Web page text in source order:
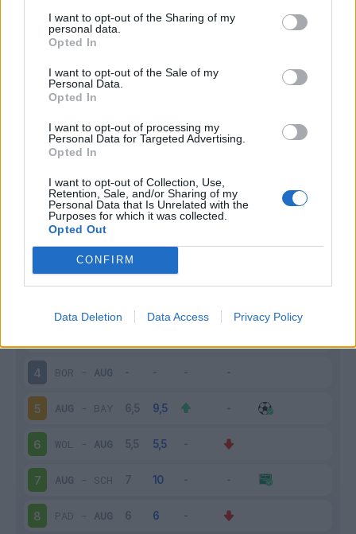
I want to opt-out of the Sharing of my
personal data.
Opted In
I want to opt-out of the Sale of my
Personal Data.
Opted In
I want to opt-out of processing my
Personal Data for Targeted Advertising.
Opted In
I want to opt-out of Collection, Use,
Retention, Sale, and/or Sharing of my
Personal Data that Is Unrelated with the
Purposes for which it was collected.
Opted Out
CONFIRM
Data Deletion Data Access Privacy Policy
Infortunato 0 - 0%
Scarica riepilogo
stagionale
Scarica
Giornata
-EIN
4 BOR - AUG
5 AUG - BAY
6 WOL - AUG
7 AUG - SCH
8 PAD - AUG